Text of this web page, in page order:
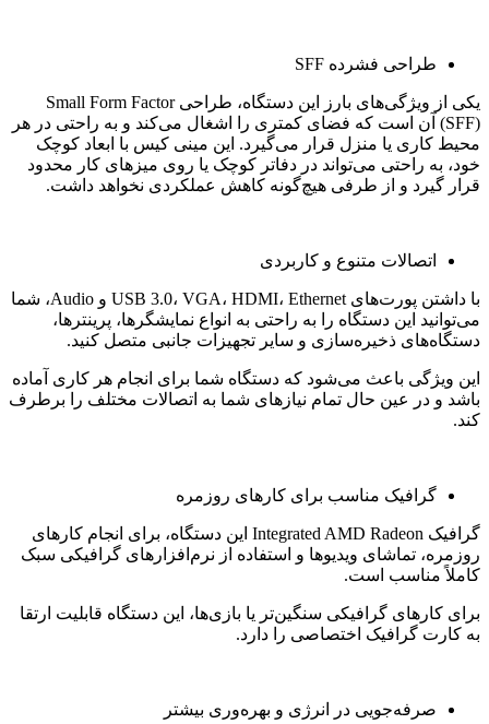
طراحی فشرده SFF
یکی از ویژگی‌های بارز این دستگاه، طراحی Small Form Factor
(SFF) آن است که فضای کمتری را اشغال می‌کند و به راحتی در هر
محیط کاری یا منزل قرار می‌گیرد. این مینی کیس با ابعاد کوچک
خود، به راحتی می‌تواند در دفاتر کوچک یا روی میزهای کار محدود
قرار گیرد و از طرفی هیچ‌گونه کاهش عملکردی نخواهد داشت.
اتصالات متنوع و کاربردی
با داشتن پورت‌های USB 3.0، VGA، HDMI، Ethernet و Audio، شما
می‌توانید این دستگاه را به راحتی به انواع نمایشگرها، پرینترها،
دستگاه‌های ذخیره‌سازی و سایر تجهیزات جانبی متصل کنید.
این ویژگی باعث می‌شود که دستگاه شما برای انجام هر کاری آماده
باشد و در عین حال تمام نیازهای شما به اتصالات مختلف را برطرف
کند.
گرافیک مناسب برای کارهای روزمره
گرافیک Integrated AMD Radeon این دستگاه، برای انجام کارهای
روزمره، تماشای ویدیوها و استفاده از نرم‌افزارهای گرافیکی سبک
کاملاً مناسب است.
برای کارهای گرافیکی سنگین‌تر یا بازی‌ها، این دستگاه قابلیت ارتقا
به کارت گرافیک اختصاصی را دارد.
صرفه‌جویی در انرژی و بهره‌وری بیشتر